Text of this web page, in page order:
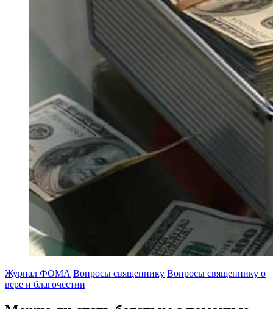
Журнал ФОМА Вопросы священнику Вопросы священнику о
вере и благочестии